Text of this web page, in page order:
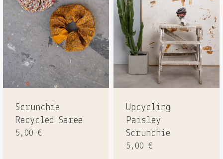
Scrunchie
Recycled Saree
5,00 €
Upcycling
Paisley
Scrunchie
5,00 €